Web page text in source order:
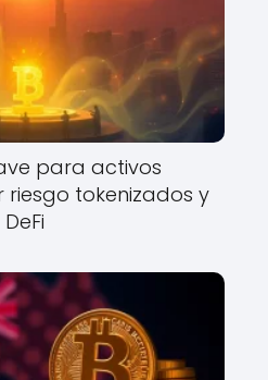
para activos
tokenizados y
DeFi